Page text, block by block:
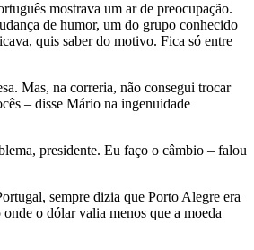
mostrava um ar de preocupação.
de humor, um do grupo conhecido
quis saber do motivo. Fica só entre
Mas, na correria, não consegui trocar
– disse Mário na ingenuidade
presidente. Eu faço o câmbio – falou
sempre dizia que Porto Alegre era
o dólar valia menos que a moeda